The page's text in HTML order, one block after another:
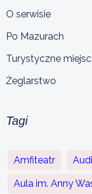
O serwisie
Po Mazurach
Turystyczne
Żeglarstwo
Tagi
Amfiteatr
Aula im. Anny